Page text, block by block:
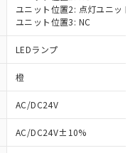
ユニット位置2: 点灯ユニット
ユニット位置3: NC
LEDランプ
橙
AC/DC24V
AC/DC24V±10%